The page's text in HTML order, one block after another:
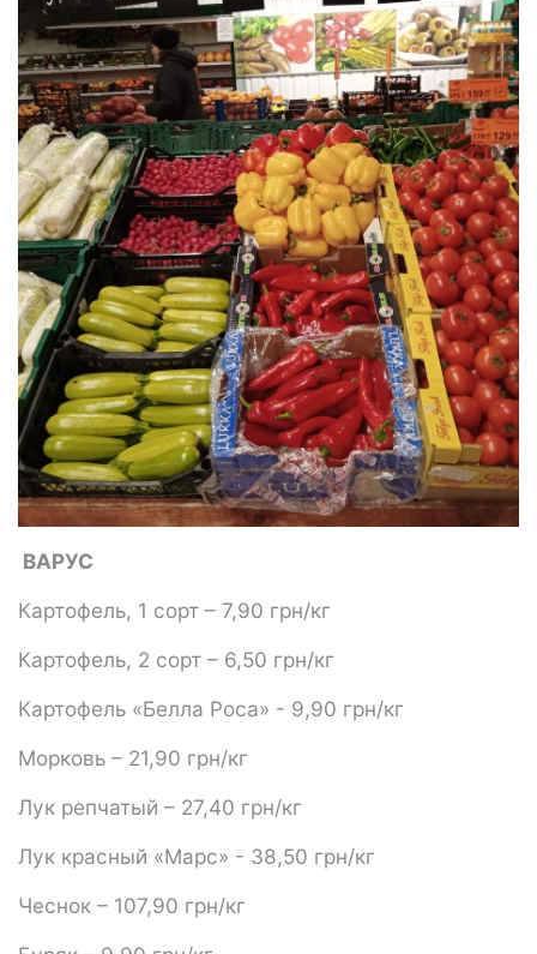
ВАРУС
Картофель, 1 сорт – 7,90 грн/кг
Картофель, 2 сорт – 6,50 грн/кг
Картофель «Белла Роса» - 9,90 грн/кг
Морковь – 21,90 грн/кг
Лук репчатый – 27,40 грн/кг
Лук красный «Марс» - 38,50 грн/кг
Чеснок – 107,90 грн/кг